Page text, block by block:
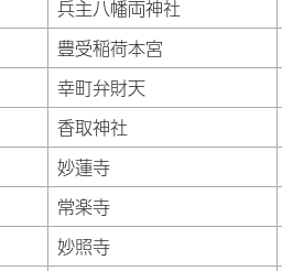
兵主八幡両神社
豊受稲荷本宮
幸町弁財天
香取神社
妙蓮寺
常楽寺
妙照寺